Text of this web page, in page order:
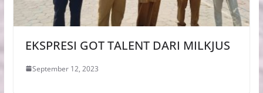
EKSPRESI GOT TALENT DARI MILKJUS
September 12, 2023